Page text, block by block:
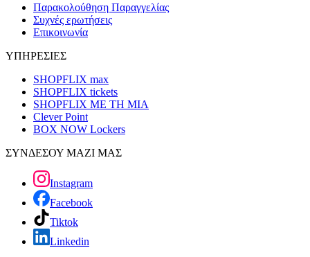
Παρακολούθηση Παραγγελίας
Συχνές ερωτήσεις
Επικοινωνία
ΥΠΗΡΕΣΙΕΣ
SHOPFLIX max
SHOPFLIX tickets
SHOPFLIX ΜΕ ΤΗ ΜΙΑ
Clever Point
BOX NOW Lockers
ΣΥΝΔΕΣΟΥ ΜΑΖΙ ΜΑΣ
Instagram
Facebook
Tiktok
Linkedin